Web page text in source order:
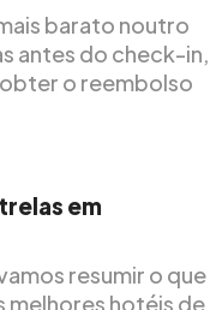
barato noutro
antes do check-in,
o reembolso
em
resumir o que
melhores hotéis de